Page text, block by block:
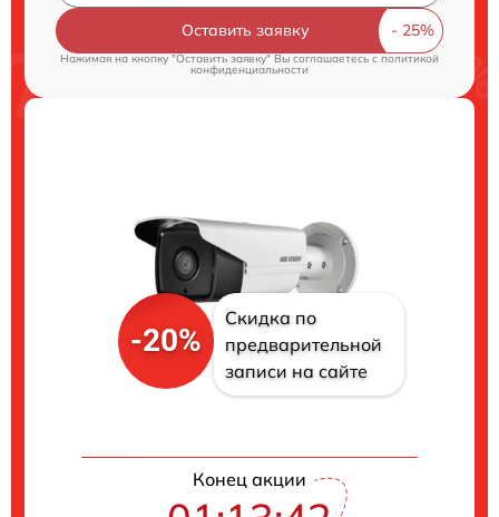
Оставить заявку
Нажимая на кнопку "Оставить заявку" Вы соглашаетесь cполитикой
конфиденциальности
-20%
Скидка по
предварительной
записи на сайте
Конец акции